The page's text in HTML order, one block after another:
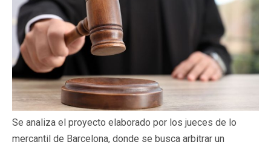
Se analiza el proyecto elaborado por los jueces de lo
mercantil de Barcelona, donde se busca arbitrar un